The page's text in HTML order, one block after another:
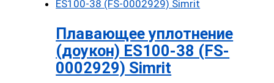
Плавающее уплотнение
(доукон) ES100-38 (FS-
0002929) Simrit